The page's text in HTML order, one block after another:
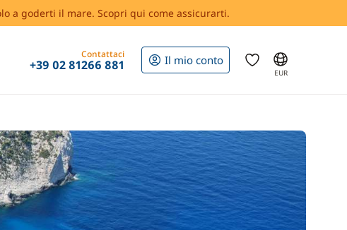
a goderti il mare. Scopri qui come assicurarti.
Contattaci
+39 02 81266 881 Il mio conto
EUR